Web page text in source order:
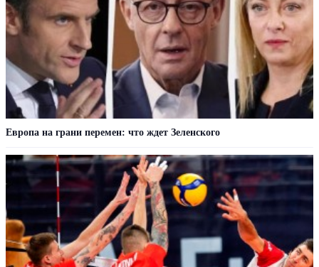
Европа на грани перемен: что ждет Зеленского